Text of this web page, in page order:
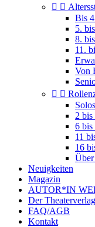
 
Bis
5.
8.
11.
Von
 
2
6 bis
11
16
Neuigkeiten
Magazin
AUTOR*IN
Der Theaterverlag
FAQ/AGB
Kontakt